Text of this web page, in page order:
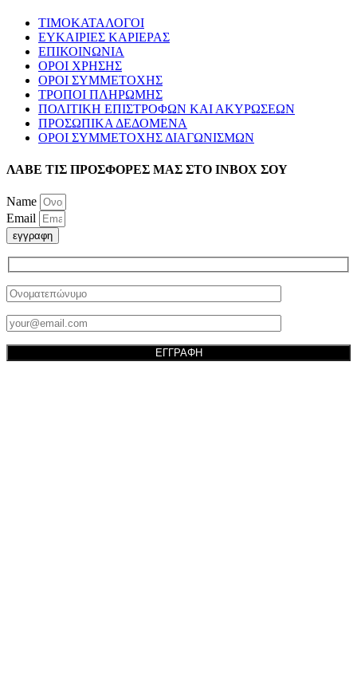
ΤΙΜΟΚΑΤΑΛΟΓΟΙ
ΕΥΚΑΙΡΙΕΣ ΚΑΡΙΕΡΑΣ
ΕΠΙΚΟΙΝΩΝΙΑ
ΟΡΟΙ ΧΡΗΣΗΣ
ΟΡΟΙ ΣΥΜΜΕΤΟΧΗΣ
ΤΡΟΠΟΙ ΠΛΗΡΩΜΗΣ
ΠΟΛΙΤΙΚΗ ΕΠΙΣΤΡΟΦΩΝ ΚΑΙ ΑΚΥΡΩΣΕΩΝ
ΠΡΟΣΩΠΙΚΑ ΔΕΔΟΜΕΝΑ
ΟΡΟΙ ΣΥΜΜΕΤΟΧΗΣ ΔΙΑΓΩΝΙΣΜΩΝ
ΛΑΒΕ ΤΙΣ ΠΡΟΣΦΟΡΕΣ ΜΑΣ ΣΤΟ ΙΝΒΟΧ ΣΟΥ
Name
Email
εγγραφη